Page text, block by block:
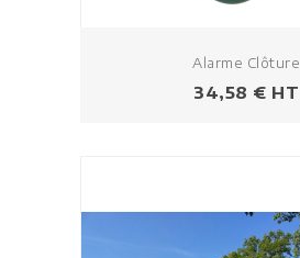
Alarme Clôture
Prezzo
34,58 € HT